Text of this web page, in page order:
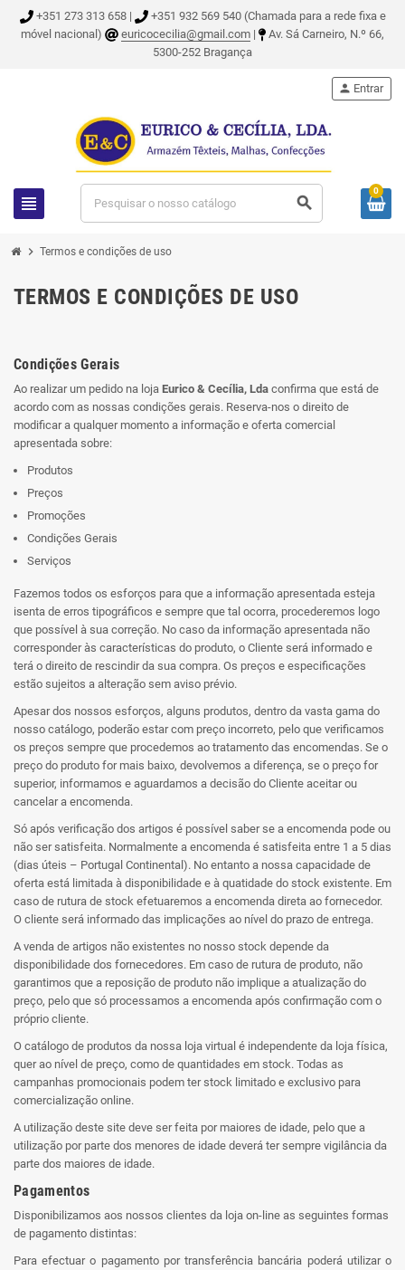
+351 273 313 658 |
+351 932 569 540 (Chamada para a rede fixa e
móvel nacional)
euricocecilia@gmail.com |
Av. Sá Carneiro, N.º 66,
5300-252 Bragança
view_headline search
person Entrar
0
chevron_right Termos e condições de uso
TERMOS E CONDIÇÕES DE USO
Condições Gerais
Ao realizar um pedido na loja Eurico & Cecília, Lda confirma que está de
acordo com as nossas condições gerais. Reserva-nos o direito de
modificar a qualquer momento a informação e oferta comercial
apresentada sobre:
Produtos
Preços
Promoções
Condições Gerais
Serviços
Fazemos todos os esforços para que a informação apresentada esteja
isenta de erros tipográficos e sempre que tal ocorra, procederemos logo
que possível à sua correção. No caso da informação apresentada não
corresponder às características do produto, o Cliente será informado e
terá o direito de rescindir da sua compra. Os preços e especificações
estão sujeitos a alteração sem aviso prévio.
Apesar dos nossos esforços, alguns produtos, dentro da vasta gama do
nosso catálogo, poderão estar com preço incorreto, pelo que verificamos
os preços sempre que procedemos ao tratamento das encomendas. Se o
preço do produto for mais baixo, devolvemos a diferença, se o preço for
superior, informamos e aguardamos a decisão do Cliente aceitar ou
cancelar a encomenda.
Só após verificação dos artigos é possível saber se a encomenda pode ou
não ser satisfeita. Normalmente a encomenda é satisfeita entre 1 a 5 dias
(dias úteis – Portugal Continental). No entanto a nossa capacidade de
oferta está limitada à disponibilidade e à quatidade do stock existente. Em
caso de rutura de stock efetuaremos a encomenda direta ao fornecedor.
O cliente será informado das implicações ao nível do prazo de entrega.
A venda de artigos não existentes no nosso stock depende da
disponibilidade dos fornecedores. Em caso de rutura de produto, não
garantimos que a reposição de produto não implique a atualização do
preço, pelo que só processamos a encomenda após confirmação com o
próprio cliente.
O catálogo de produtos da nossa loja virtual é independente da loja física,
quer ao nível de preço, como de quantidades em stock. Todas as
campanhas promocionais podem ter stock limitado e exclusivo para
comercialização online.
A utilização deste site deve ser feita por maiores de idade, pelo que a
utilização por parte dos menores de idade deverá ter sempre vigilância da
parte dos maiores de idade.
Pagamentos
Disponibilizamos aos nossos clientes da loja on-line as seguintes formas
de pagamento distintas:
Para efectuar o pagamento por transferência bancária poderá utilizar o